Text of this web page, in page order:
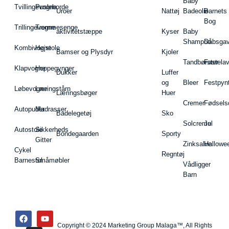
Tvillingevogne
Trillingevogne
Kombivogne
Klapvogne
Løbevogne
Autopuder
Autostole
Cykel
Barnestol
Pusleborde
Tremmesenge
Højstole
Hoppegynger
Læringstårn
Madrasser
Sikkerheds
Gitter
Småmøbler
Uroer
aktivitetstæppe
Bamser og Plysdyr
Dukker
Læringsbøger
Badelegetøj
Bondegaarden
Nattøj
Kyser
Kjoler
Luffer
og
Huer
Sko
Sporty
Regntøj
Badeolie
Baby
Shampoo
Tandbørster
Bleer
Cremer
Solcreme
Zinksalve
Vådligger
Barn
Barnets
Bog
Jul
Copyright © 2024 Marketing Group Malaga™, All Rights